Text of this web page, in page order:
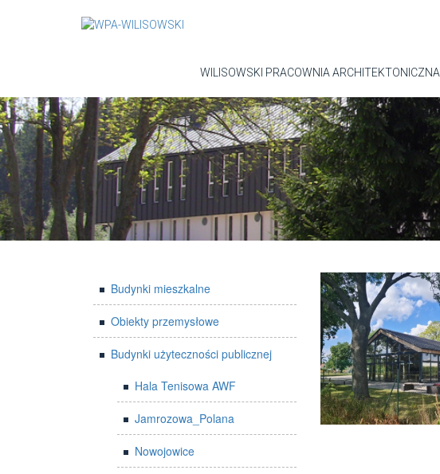
WILISOWSKI PRACOWNIA ARCHITEKTONICZNA
Budynki mieszkalne
Obiekty przemysłowe
Budynki użyteczności publicznej
Hala Tenisowa AWF
Jamrozowa_Polana
Nowojowice